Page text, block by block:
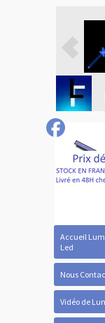
Accueil
Led
Nous
Vidéo de